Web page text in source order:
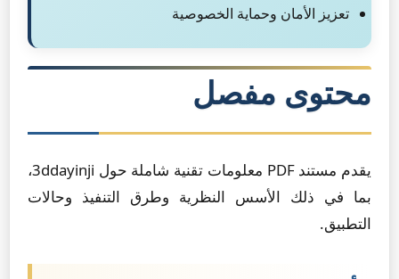
تعزيز الأمان وحماية الخصوصية
محتوى مفصل
يقدم مستند PDF معلومات تقنية شاملة حول 3ddayinji،
بما في ذلك الأسس النظرية وطرق التنفيذ وحالات
التطبيق.